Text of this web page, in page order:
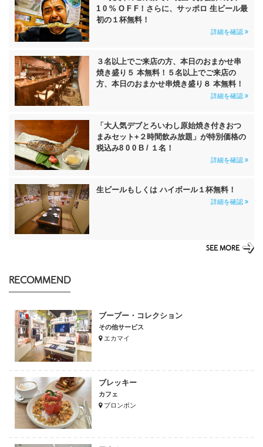
1 0 % O F F！さらに、サッポロ 生ビール最
初の１杯無料！
詳細を確認
３名以上でご来店の方、本日のおまかせ串
焼き盛り５ 本無料！５名以上でご来店の
方、本日のおまかせ串焼き盛り８ 本無料！
詳細を確認
「大人気デブとろいわし原始焼き付きおつ
まみセット+２時間飲み放題」が特別価格の
税込み8 0 0 B / １名！
詳細を確認
生ビールもしくは ハイボール１杯無料！
詳細を確認
SEE MORE
RECOMMEND
ブーブー・コレクション
その他サービス
エカマイ
ブレッキー
カフェ
プロンポン